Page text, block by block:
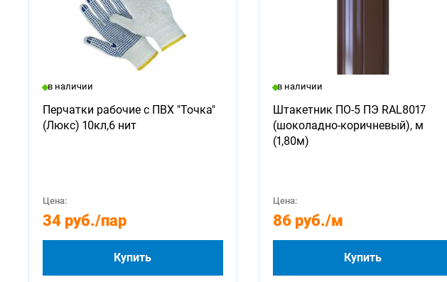
в наличии
Перчатки рабочие с ПВХ "Точка"
(Люкс) 10кл,6 нит
Цена:
34 руб./пар
Купить
в наличии
Штакетник ПО-5 ПЭ RAL8017
(шоколадно-коричневый), м
(1,80м)
Цена:
86 руб./м
Купить